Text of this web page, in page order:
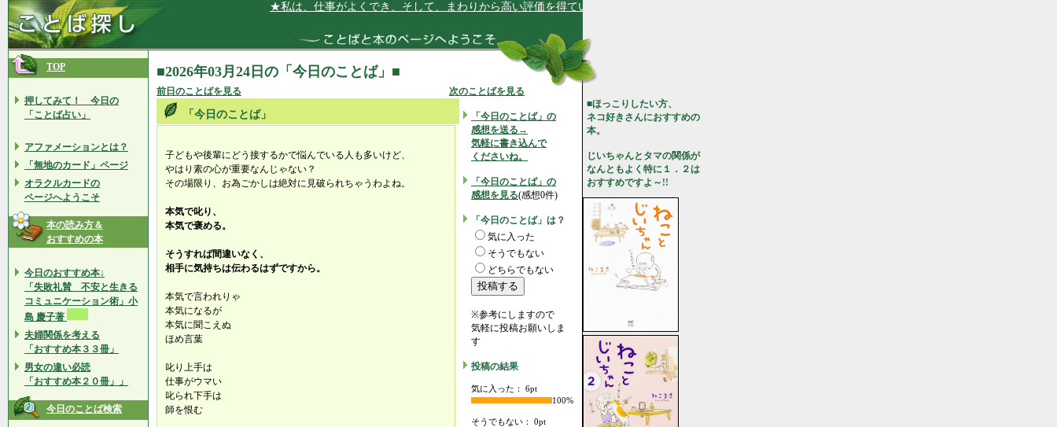
★私は、仕事がよくでき、そして、まわりから高い評価を得ています★
TOP
押してみて！ 今日の
「ことば占い」
アファメーションとは？
「無地のカード」ページ
オラクルカードの
ページへようこそ
本の読み方＆
おすすめの本
今日のおすすめ本↓
「失敗礼賛 不安と生きる
コミュニケーション術」小
島 慶子著
夫婦関係を考える
「おすすめ本３３冊」
男女の違い必読
「おすすめ本２０冊」」
今日のことば検索
■2026年03月24日の「今日のことば」■
前日のことばを見る 次のことばを見る
「今日のことば」
子どもや後輩にどう接するかで悩んでいる人も多いけど、
やはり素の心が重要なんじゃない？
その場限り、お為ごかしは絶対に見破られちゃうわよね。
本気で叱り、
本気で褒める。
そうすれば間違いなく、
相手に気持ちは伝わるはずですから。
本気で言われりゃ
本気になるが
本気に聞こえぬ
ほめ言葉
叱り上手は
仕事がウマい
叱られ下手は
師を恨む
「今日のことば」の
感想を送る→
気軽に書き込んで
くださいね。
「今日のことば」の
感想を見る(感想0件)
「今日のことば」は？
気に入った
そうでもない
どちらでもない
※参考にしますので
気軽に投稿お願いしま
す
投稿の結果
気に入った： 6pt
100%
そうでもない： 0pt
■ほっこりしたい方、
ネコ好きさんにおすすめの
本。
じいちゃんとタマの関係が
なんともよく特に１．２は
おすすめですよ～!!